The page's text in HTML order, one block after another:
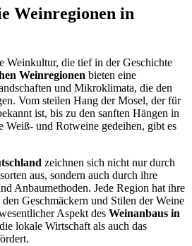
Weinregionen in
Weinkultur, die tief in der Geschichte
Weinregionen bieten eine
und Mikroklimata, die den
Vom steilen Hang der Mosel, der für
ist, bis zu den sanften Hängen in
Weiß- und Rotweine gedeihen, gibt es
zeichnen sich nicht nur durch
aus, sondern auch durch ihre
Anbaumethoden. Jede Region hat ihre
Geschmäckern und Stilen der Weine
Aspekt des Weinanbaus in
lokale Wirtschaft als auch das